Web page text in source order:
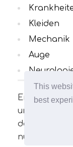
This
best
Erfahren
der Sie
nützliche
Kleiden
Mechanik
Auge